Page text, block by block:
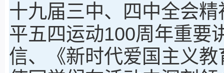
十九届三中、四中全会
平五四运动100周年重要
信、《新时代爱国主义